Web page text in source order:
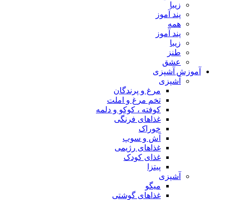
زیبا
پند آموز
همه
پند آموز
زیبا
طنز
عشق
آموزش آشپزی
آشپزی
مرغ و پرندگان
تخم مرغ و املت
کوفته ، کوکو و دلمه
غذاهای فرنگی
خوراک
آش و سوپ
غذاهای رژیمی
غذای کودک
پیتزا
آشپزی
میگو
غذاهای گوشتی